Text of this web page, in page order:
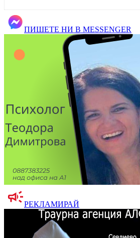
ПИШЕТЕ НИ В MESSENGER
РЕКЛАМИРАЙ